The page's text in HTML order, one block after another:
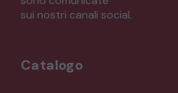
sui nostri canali social.
Catalogo